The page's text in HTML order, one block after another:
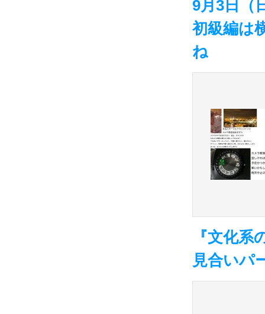
9月3日（
初級編は
ね
『文化
見合いパ